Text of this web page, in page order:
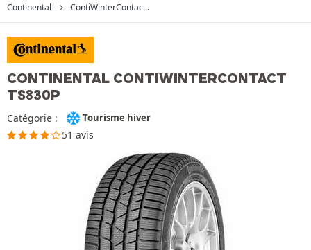
Continental ContiWinterContac...
CONTINENTAL CONTIWINTERCONTACT
TS830P
Catégorie : Tourisme hiver
51 avis